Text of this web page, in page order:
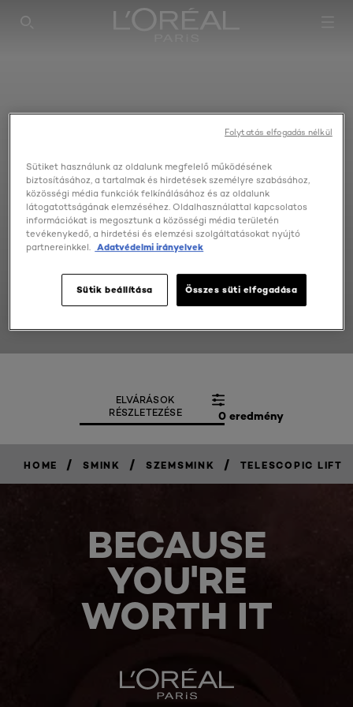
0 eredmény
ELVÁRÁSOK
RÉSZLETEZÉSE
HOME / SMINK / SZEMSMINK / TELESCOPIC LIFT
BECAUSE
YOU'RE
WORTH IT
Sütiket használunk az oldalunk megfelelő működésének
biztosításához, a tartalmak és hirdetések személyre szabásához,
közösségi média funkciók felkínálásához és az oldalunk
látogatottságának elemzéséhez. Oldalhasználattal kapcsolatos
információkat is megosztunk a közösségi média területén
tevékenykedő, a hirdetési és elemzési szolgáltatásokat nyújtó
partnereinkkel. Adatvédelmi irányelvek
Sütik beállítása Összes süti elfogadása
Folytatás elfogadás nélkül